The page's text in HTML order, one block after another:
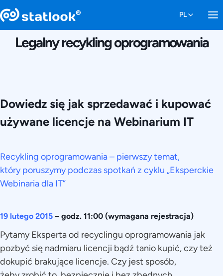
Legalny recykling oprogramowania
Dowiedz się jak sprzedawać i kupować
używane licencje na Webinarium IT
Recykling oprogramowania – pierwszy temat,
który poruszymy podczas spotkań z cyklu „Eksperckie
Webinaria dla IT”
19 lutego 2015 – godz. 11:00 (wymagana rejestracja)
Pytamy Eksperta od recyclingu oprogramowania jak
pozbyć się nadmiaru licencji bądź tanio kupić, czy też
dokupić brakujące licencje. Czy jest sposób,